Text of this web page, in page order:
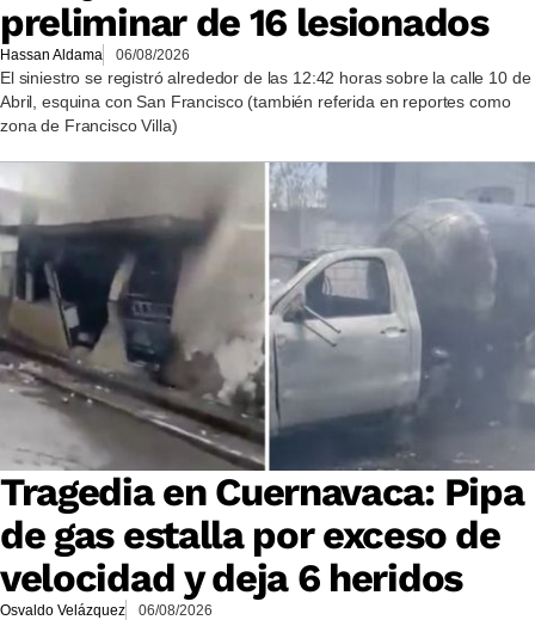
preliminar de 16 lesionados
Hassan Aldama 06/08/2026
El siniestro se registró alrededor de las 12:42 horas sobre la calle 10 de
Abril, esquina con San Francisco (también referida en reportes como
zona de Francisco Villa)
Tragedia en Cuernavaca: Pipa
de gas estalla por exceso de
velocidad y deja 6 heridos
Osvaldo Velázquez 06/08/2026